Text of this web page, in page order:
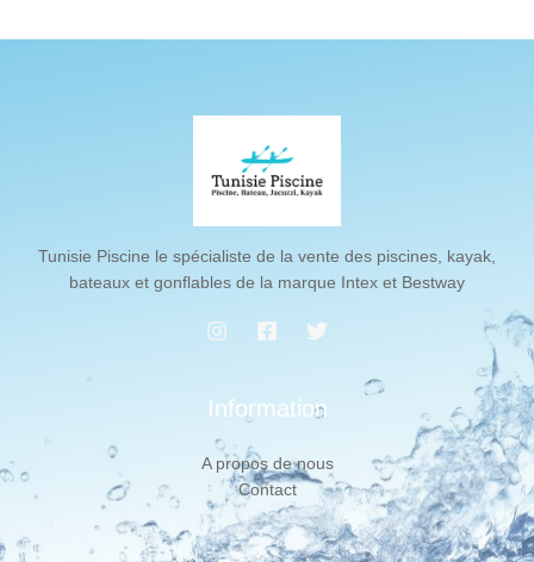
Tunisie Piscine le spécialiste de la vente des piscines, kayak,
bateaux et gonflables de la marque Intex et Bestway
Information
A propos de nous
Contact